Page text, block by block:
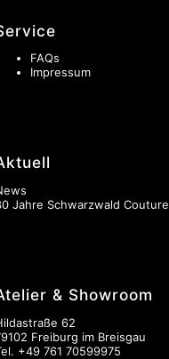
FAQs
Impressum
Jahre Schwarzwald Couture
& Showroom
62
Freiburg im Breisgau
+49 761 70599975